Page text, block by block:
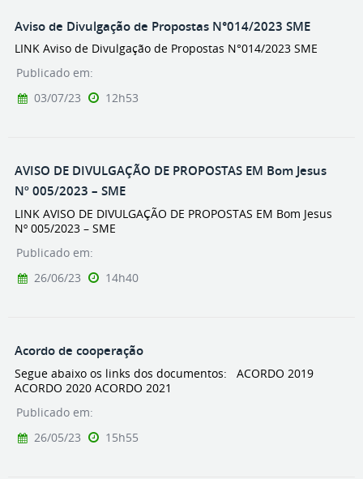
Aviso de Divulgação de Propostas N°014/2023 SME
LINK Aviso de Divulgação de Propostas N°014/2023 SME
Publicado em:
03/07/23
12h53
AVISO DE DIVULGAÇÃO DE PROPOSTAS EM Bom Jesus
Nº 005/2023 – SME
LINK AVISO DE DIVULGAÇÃO DE PROPOSTAS EM Bom Jesus
Nº 005/2023 – SME
Publicado em:
26/06/23
14h40
Acordo de cooperação
Segue abaixo os links dos documentos: ACORDO 2019
ACORDO 2020 ACORDO 2021
Publicado em:
26/05/23
15h55